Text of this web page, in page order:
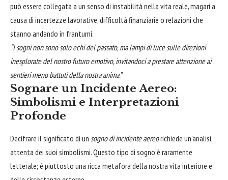
può essere collegata a un senso di instabilità nella vita reale, magari a
causa di incertezze lavorative, difficoltà finanziarie o relazioni che
stanno andando in frantumi.
“I sogni non sono solo echi del passato, ma lampi di luce sulle direzioni
inesplorate del nostro futuro emotivo, invitandoci a prestare attenzione ai
sentieri meno battuti della nostra anima.”
Sognare un Incidente Aereo:
Simbolismi e Interpretazioni
Profonde
Decifrare il significato di un sogno di incidente aereorichiede un'analisi
attenta dei suoi simbolismi. Questo tipo di sogno è raramente
letterale; è piuttosto una ricca metafora della nostra vita interiore e